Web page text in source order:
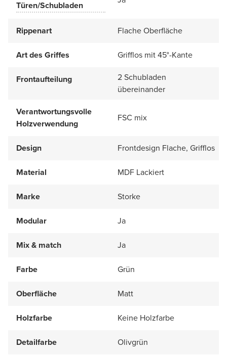
Türen/Schubladen
Rippenart Flache Oberfläche
Art des Griffes Grifflos mit 45°-Kante
Frontaufteilung
2 Schubladen
übereinander
Verantwortungsvolle
Holzverwendung
FSC mix
Design Frontdesign Flache, Grifflos
Material MDF Lackiert
Marke Storke
Modular Ja
Mix & match Ja
Farbe Grün
Oberfläche Matt
Holzfarbe Keine Holzfarbe
Detailfarbe Olivgrün